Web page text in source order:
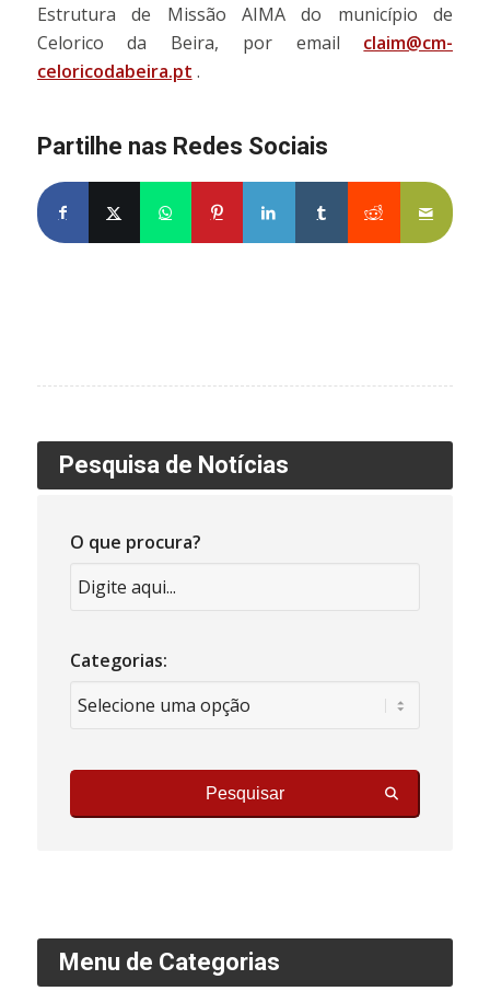
Estrutura de Missão AIMA do município de
Celorico da Beira, por email claim@cm-
celoricodabeira.pt .
Partilhe nas Redes Sociais
Partilhe no Facebook
Partilhe no X
Share on WhatsApp
Partilhe no Pinterest
Partilhe no LinkedIn
Partilhe no Tumblr
Partilhe no
Pesquisa de Notícias
O que procura?
Categorias:
Pesquisar
Menu de Categorias